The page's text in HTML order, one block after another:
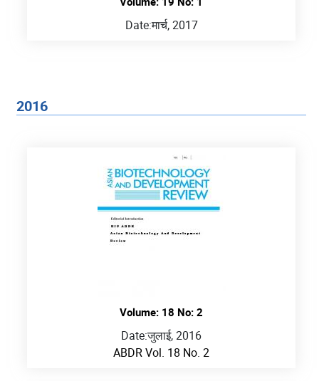
Date:मार्च, 2017
2016
Volume: 18 No: 2
Date:जुलाई, 2016
ABDR Vol. 18 No. 2